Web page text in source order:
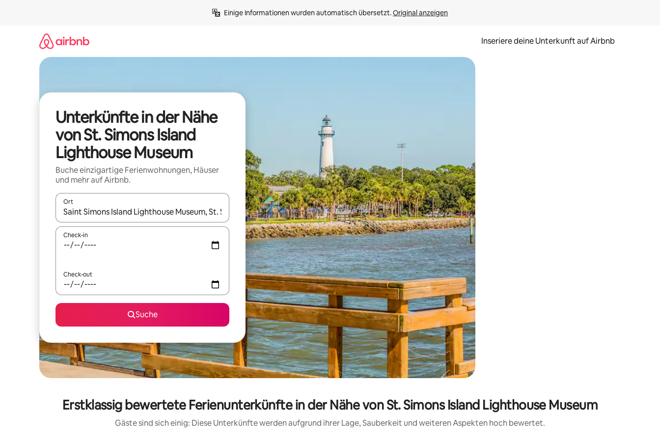
Einige Informationen wurden automatisch übersetzt. Original anzeigen
Inseriere deine Unterkunft auf Airbnb
Unterkünfte in der Nähe
von St. Simons Island
Lighthouse Museum
Buche einzigartige Ferienwohnungen, Häuser
und mehr auf Airbnb.
Ort
Wenn Ergebnisse verfügbar sind, navigiere mit den Pfeiltasten nach oben und unten oder erkunde die Ergebnisse durch Berühren oder Wischgesten.
Check-in
Check-out
Suche
Erstklassig bewertete Ferienunterkünfte in der Nähe von St. Simons Island Lighthouse Museum
Gäste sind sich einig: Diese Unterkünfte werden aufgrund ihrer Lage, Sauberkeit und weiteren Aspekten hoch bewertet.